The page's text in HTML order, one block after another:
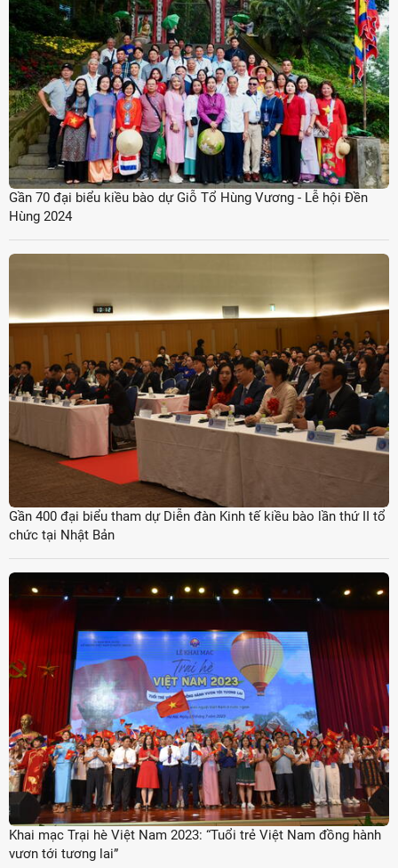
Gần 70 đại biểu kiều bào dự Giỗ Tổ Hùng Vương - Lễ hội Đền
Hùng 2024
Gần 400 đại biểu tham dự Diễn đàn Kinh tế kiều bào lần thứ II tổ
chức tại Nhật Bản
Khai mạc Trại hè Việt Nam 2023: “Tuổi trẻ Việt Nam đồng hành
vươn tới tương lai”